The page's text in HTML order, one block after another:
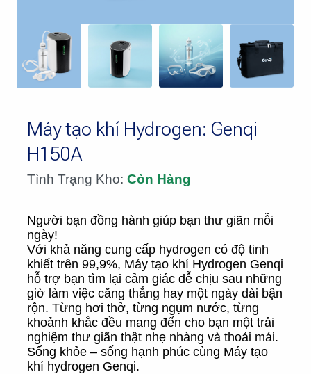
Máy tạo khí Hydrogen: Genqi
H150A
Tình Trạng Kho: Còn Hàng
Người bạn đồng hành giúp bạn thư giãn mỗi
ngày!
Với khả năng cung cấp hydrogen có độ tinh
khiết trên 99,9%, Máy tạo khí Hydrogen Genqi
hỗ trợ bạn tìm lại cảm giác dễ chịu sau những
giờ làm việc căng thẳng hay một ngày dài bận
rộn. Từng hơi thở, từng ngụm nước, từng
khoảnh khắc đều mang đến cho bạn một trải
nghiệm thư giãn thật nhẹ nhàng và thoải mái.
Sống khỏe – sống hạnh phúc cùng Máy tạo
khí hydrogen Genqi.